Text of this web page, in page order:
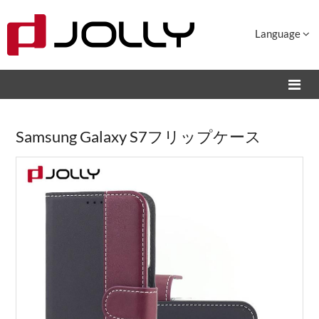
Language
Samsung Galaxy S7フリップケース